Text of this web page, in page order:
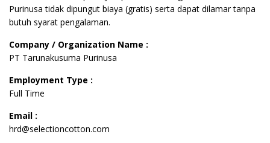
Purinusa tidak dipungut biaya (gratis) serta dapat dilamar tanpa
butuh syarat pengalaman.
Company / Organization Name :
PT Tarunakusuma Purinusa
Employment Type :
Full Time
Email :
hrd@selectioncotton.com